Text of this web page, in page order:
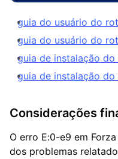
guia do usuário do
guia do usuário do
guia de instalação
guia de instalação
Considerações
O erro E:0-e9 em
dos problemas